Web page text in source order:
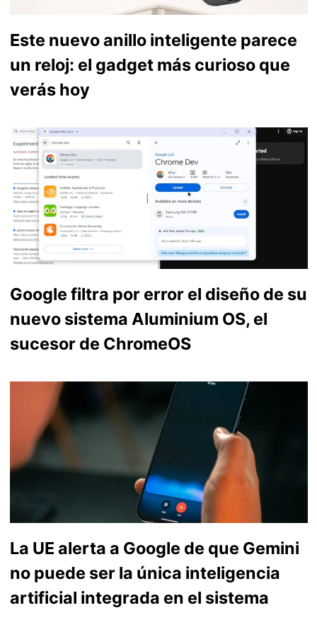
Este nuevo anillo inteligente parece
un reloj: el gadget más curioso que
verás hoy
Google filtra por error el diseño de su
nuevo sistema Aluminium OS, el
sucesor de ChromeOS
La UE alerta a Google de que Gemini
no puede ser la única inteligencia
artificial integrada en el sistema